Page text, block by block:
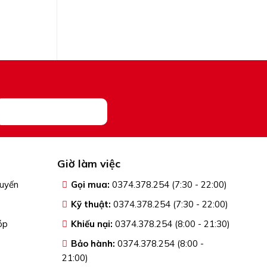
Giờ làm việc
Gọi mua: 0374.378.254 (7:30 - 22:00)
Kỹ thuật: 0374.378.254 (7:30 - 22:00)
Khiếu nại: 0374.378.254 (8:00 - 21:30)
Bảo hành: 0374.378.254 (8:00 -
21:00)